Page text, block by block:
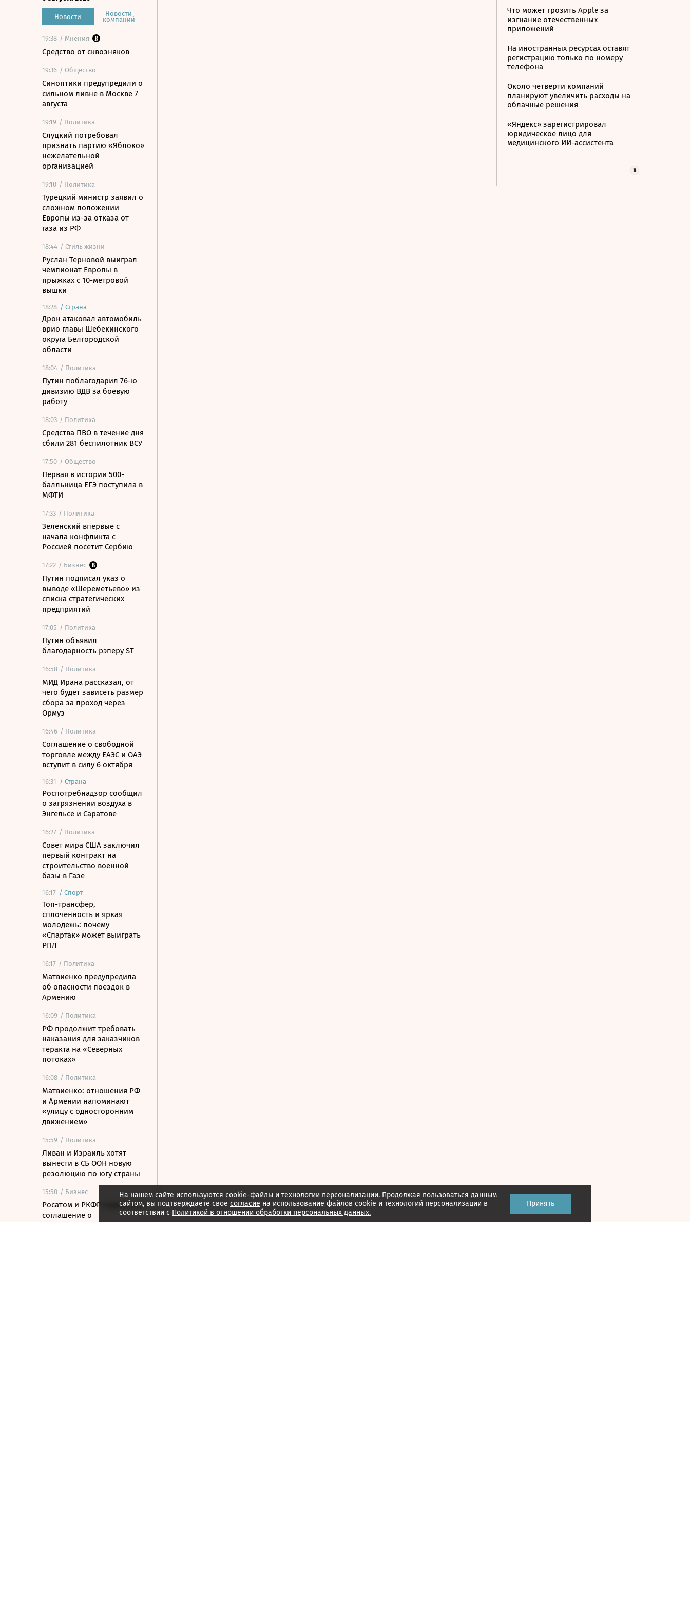
Новости Новости
компаний
19:38 / Мнения
Средство от сквозняков
19:36 / Общество
Синоптики предупредили о
сильном ливне в Москве 7
августа
19:19 / Политика
Слуцкий потребовал
признать партию «Яблоко»
нежелательной
организацией
19:10 / Политика
Турецкий министр заявил о
сложном положении
Европы из-за отказа от
газа из РФ
18:44 / Стиль жизни
Руслан Терновой выиграл
чемпионат Европы в
прыжках с 10-метровой
вышки
18:28 / Страна
Дрон атаковал автомобиль
врио главы Шебекинского
округа Белгородской
области
18:04 / Политика
Путин поблагодарил 76-ю
дивизию ВДВ за боевую
работу
18:03 / Политика
Средства ПВО в течение дня
сбили 281 беспилотник ВСУ
17:50 / Общество
Первая в истории 500-
балльница ЕГЭ поступила в
МФТИ
17:33 / Политика
Зеленский впервые с
начала конфликта с
Россией посетит Сербию
17:22 / Бизнес
Путин подписал указ о
выводе «Шереметьево» из
списка стратегических
предприятий
17:05 / Политика
Путин объявил
благодарность рэперу ST
16:58 / Политика
МИД Ирана рассказал, от
чего будет зависеть размер
сбора за проход через
Ормуз
16:46 / Политика
Соглашение о свободной
торговле между ЕАЭС и ОАЭ
вступит в силу 6 октября
16:31 / Страна
Роспотребнадзор сообщил
о загрязнении воздуха в
Энгельсе и Саратове
16:27 / Политика
Совет мира США заключил
первый контракт на
строительство военной
базы в Газе
16:17 / Спорт
Топ-трансфер,
сплоченность и яркая
молодежь: почему
«Спартак» может выиграть
РПЛ
16:17 / Политика
Матвиенко предупредила
об опасности поездок в
Армению
16:09 / Политика
РФ продолжит требовать
наказания для заказчиков
теракта на «Северных
потоках»
16:08 / Политика
Матвиенко: отношения РФ
и Армении напоминают
«улицу с односторонним
движением»
15:59 / Политика
Ливан и Израиль хотят
вынести в СБ ООН новую
резолюцию по югу страны
15:50 / Бизнес
Росатом и РКФР подписали
соглашение о
Что может грозить Apple за
изгнание отечественных
приложений
На иностранных ресурсах оставят
регистрацию только по номеру
телефона
Около четверти компаний
планируют увеличить расходы на
облачные решения
«Яндекс» зарегистрировал
юридическое лицо для
медицинского ИИ-ассистента
На нашем сайте используются cookie-файлы и технологии персонализации. Продолжая пользоваться данным
сайтом, вы подтверждаете свое согласие на использование файлов cookie и технологий персонализации в
соответствии с Политикой в отношении обработки персональных данных.
Принять